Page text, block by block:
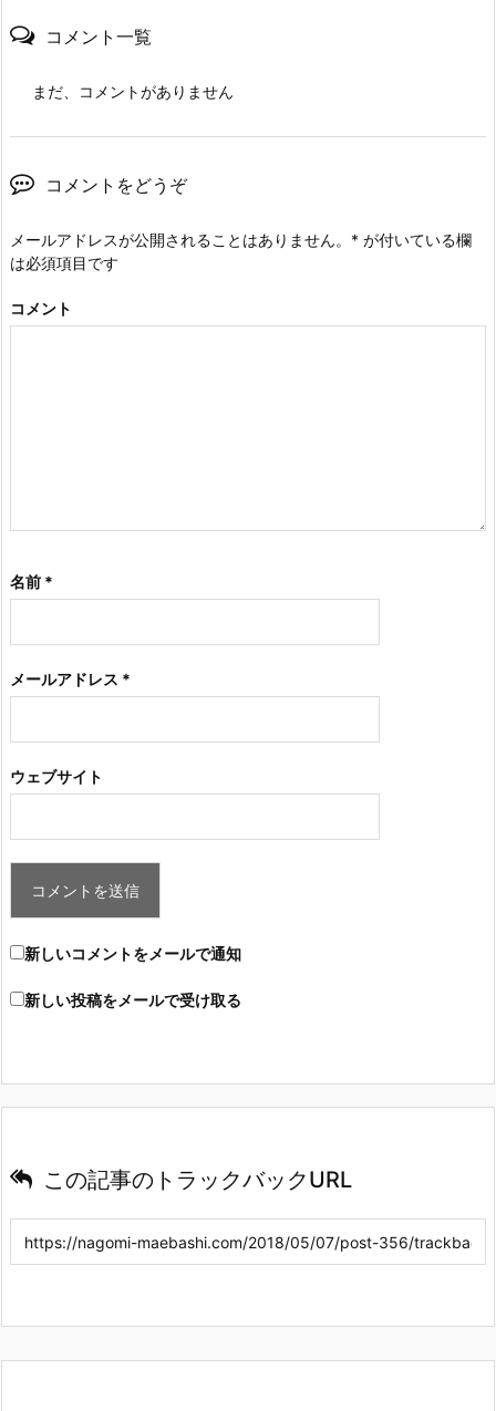
コメント一覧
まだ、コメントがありません
コメントをどうぞ
メールアドレスが公開されることはありません。 * が付いている欄
は必須項目です
コメント
名前 *
メールアドレス *
ウェブサイト
新しいコメントをメールで通知
新しい投稿をメールで受け取る
この記事のトラックバックURL